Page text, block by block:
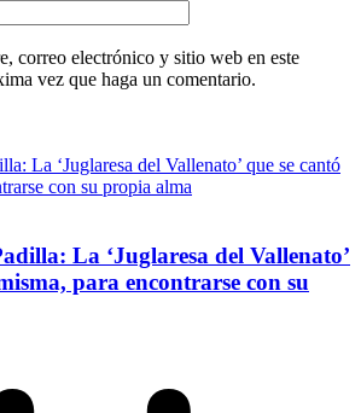
correo electrónico y sitio web en este
vez que haga un comentario.
La ‘Juglaresa del Vallenato’
para encontrarse con su